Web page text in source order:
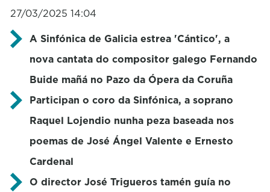
27/03/2025 14:04
A Sinfónica de Galicia estrea 'Cántico', a
nova cantata do compositor galego Fernando
Buide mañá no Pazo da Ópera da Coruña
Participan o coro da Sinfónica, a soprano
Raquel Lojendio nunha peza baseada nos
poemas de José Ángel Valente e Ernesto
Cardenal
O director José Trigueros tamén guía no